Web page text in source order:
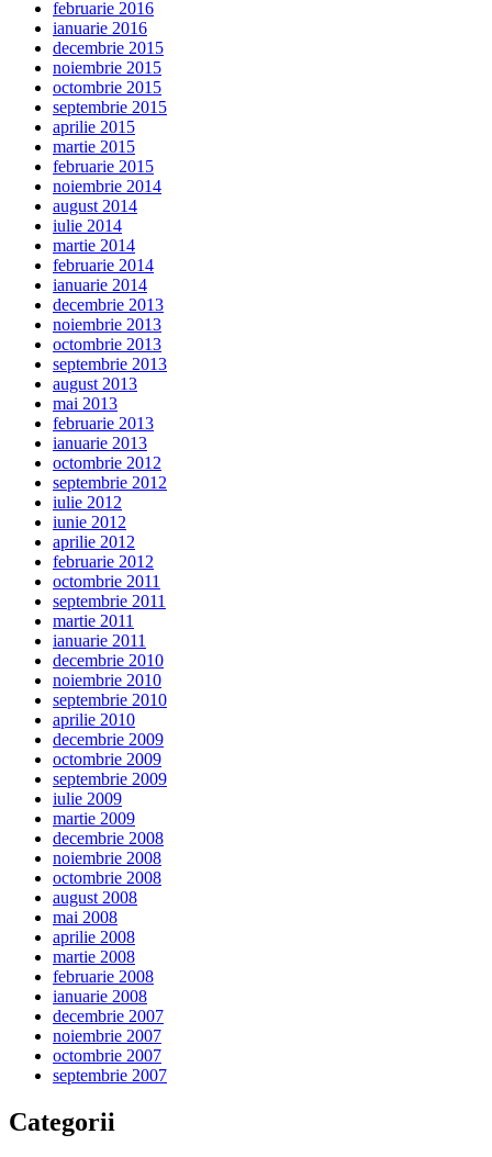
februarie 2016
ianuarie 2016
decembrie 2015
noiembrie 2015
octombrie 2015
septembrie 2015
aprilie 2015
martie 2015
februarie 2015
noiembrie 2014
august 2014
iulie 2014
martie 2014
februarie 2014
ianuarie 2014
decembrie 2013
noiembrie 2013
octombrie 2013
septembrie 2013
august 2013
mai 2013
februarie 2013
ianuarie 2013
octombrie 2012
septembrie 2012
iulie 2012
iunie 2012
aprilie 2012
februarie 2012
octombrie 2011
septembrie 2011
martie 2011
ianuarie 2011
decembrie 2010
noiembrie 2010
septembrie 2010
aprilie 2010
decembrie 2009
octombrie 2009
septembrie 2009
iulie 2009
martie 2009
decembrie 2008
noiembrie 2008
octombrie 2008
august 2008
mai 2008
aprilie 2008
martie 2008
februarie 2008
ianuarie 2008
decembrie 2007
noiembrie 2007
octombrie 2007
septembrie 2007
Categorii